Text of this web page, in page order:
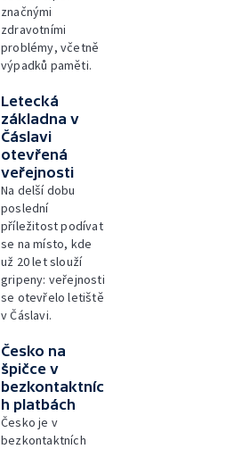
značnými
zdravotními
problémy, včetně
výpadků paměti.
Letecká
základna v
Čáslavi
otevřená
veřejnosti
Na delší dobu
poslední
příležitost podívat
se na místo, kde
už 20 let slouží
gripeny: veřejnosti
se otevřelo letiště
v Čáslavi.
Česko na
špičce v
bezkontaktníc
h platbách
Česko je v
bezkontaktních